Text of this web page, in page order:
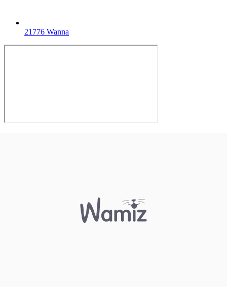
21776 Wanna